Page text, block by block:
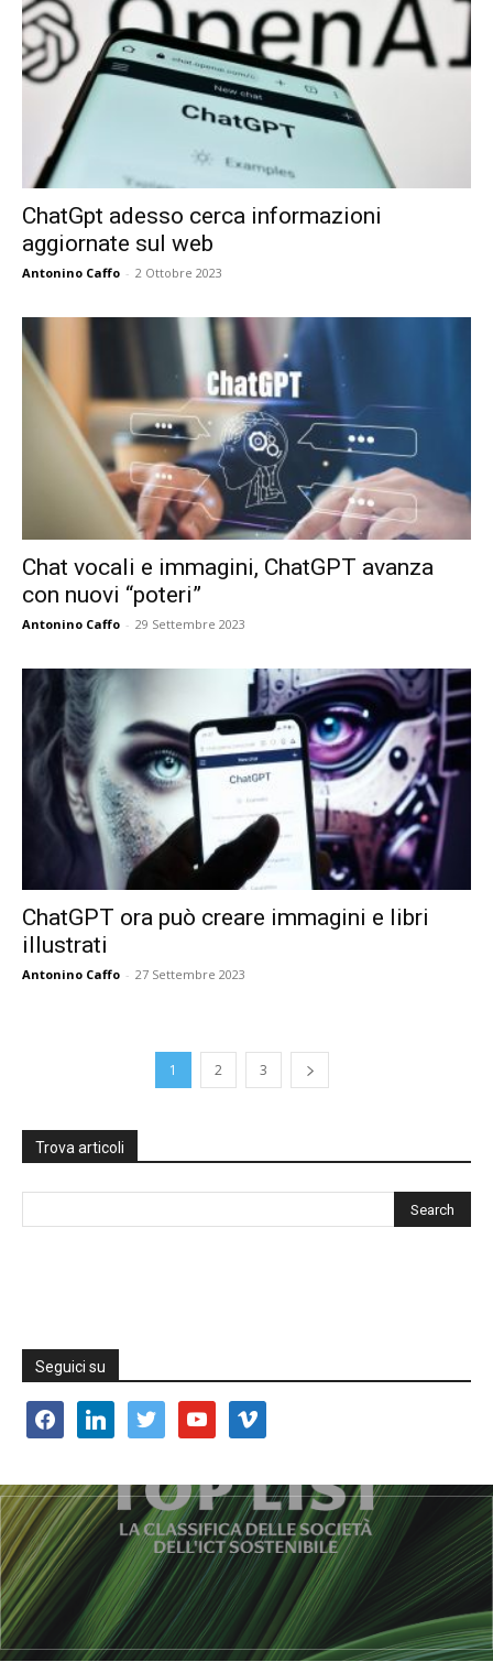
ChatGpt adesso cerca informazioni
aggiornate sul web
Antonino Caffo - 2 Ottobre 2023
Chat vocali e immagini, ChatGPT avanza
con nuovi “poteri”
Antonino Caffo - 29 Settembre 2023
ChatGPT ora può creare immagini e libri
illustrati
Antonino Caffo - 27 Settembre 2023
1 2 3
Trova articoli
Seguici su
facebooklinkedin twitter youtube vimeo